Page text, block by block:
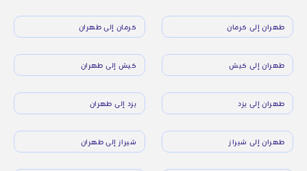
طهران إلى كرمان كرمان إلى طهران
طهران إلى كيش كيش إلى طهران
طهران إلى يزد يزد إلى طهران
طهران إلى شيراز شيراز إلى طهران